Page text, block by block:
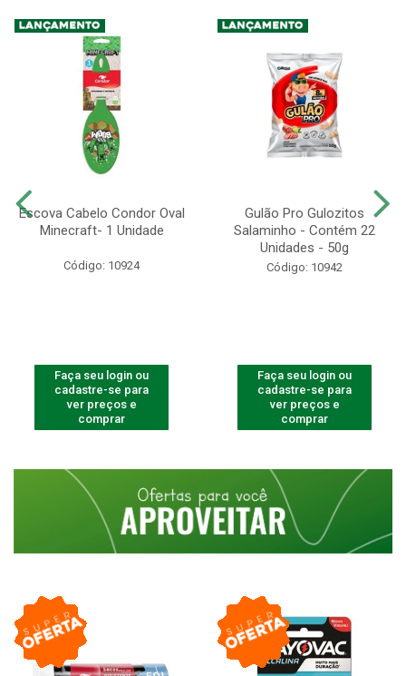
Escova Cabelo Condor Oval
Minecraft- 1 Unidade
Código: 10924
Faça seu login ou
cadastre-se para
ver preços e
comprar
Gulão Pro Gulozitos
Salaminho - Contém 22
Unidades - 50g
Código: 10942
Faça seu login ou
cadastre-se para
ver preços e
comprar